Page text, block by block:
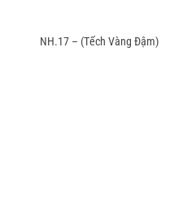
NH.17 – (Tếch Vàng Đậm)